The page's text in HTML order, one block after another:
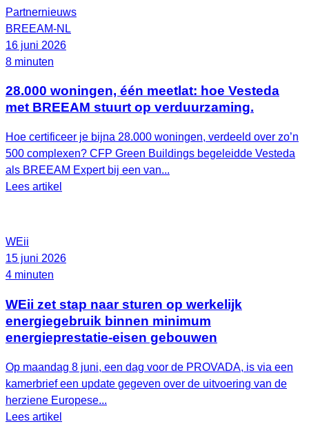
Partnernieuws
BREEAM-NL
16 juni 2026
8 minuten
28.000 woningen, één meetlat: hoe Vesteda
met BREEAM stuurt op verduurzaming.
Hoe certificeer je bijna 28.000 woningen, verdeeld over zo’n
500 complexen? CFP Green Buildings begeleidde Vesteda
als BREEAM Expert bij een van...
Lees artikel
WEii
15 juni 2026
4 minuten
WEii zet stap naar sturen op werkelijk
energiegebruik binnen minimum
energieprestatie-eisen gebouwen
Op maandag 8 juni, een dag voor de PROVADA, is via een
kamerbrief een update gegeven over de uitvoering van de
herziene Europese...
Lees artikel